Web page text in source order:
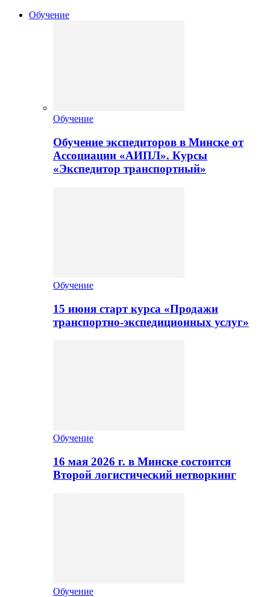
Обучение
Обучение
Обучение экспедиторов в Минске от
Ассоциации «АИПЛ». Курсы
«Экспедитор транспортный»
Обучение
15 июня старт курса «Продажи
транспортно-экспедиционных услуг»
Обучение
16 мая 2026 г. в Минске состоится
Второй логистический нетворкинг
Обучение